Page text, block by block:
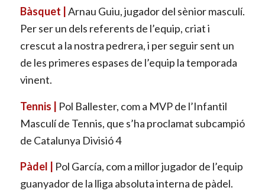
Bàsquet | Arnau Guiu, jugador del sènior masculí.
Per ser un dels referents de l’equip, criat i
crescut a la nostra pedrera, i per seguir sent un
de les primeres espases de l’equip la temporada
vinent.
Tennis | Pol Ballester, com a MVP de l’Infantil
Masculí de Tennis, que s’ha proclamat subcampió
de Catalunya Divisió 4
Pàdel |
Pol García, com a millor jugador de l’equip
guanyador de la lliga absoluta interna de pàdel.